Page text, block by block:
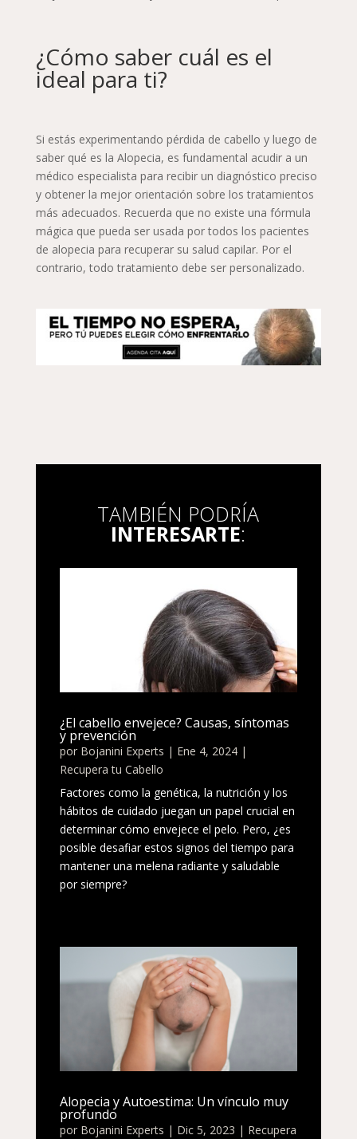
¿Cómo saber cuál es el
ideal para ti?
Si estás experimentando pérdida de cabello y luego de
saber qué es la Alopecia, es fundamental acudir a un
médico especialista para recibir un diagnóstico preciso
y obtener la mejor orientación sobre los tratamientos
más adecuados. Recuerda que no existe una fórmula
mágica que pueda ser usada por todos los pacientes
de alopecia para recuperar su salud capilar. Por el
contrario, todo tratamiento debe ser personalizado.
TAMBIÉN PODRÍA
INTERESARTE:
¿El cabello envejece? Causas, síntomas
y prevención
por Bojanini Experts | Ene 4, 2024|
Recupera tu Cabello
Factores como la genética, la nutrición y los
hábitos de cuidado juegan un papel crucial en
determinar cómo envejece el pelo. Pero, ¿es
posible desafiar estos signos del tiempo para
mantener una melena radiante y saludable
por siempre?
Alopecia y Autoestima: Un vínculo muy
profundo
por Bojanini Experts | Dic 5, 2023 | Recupera